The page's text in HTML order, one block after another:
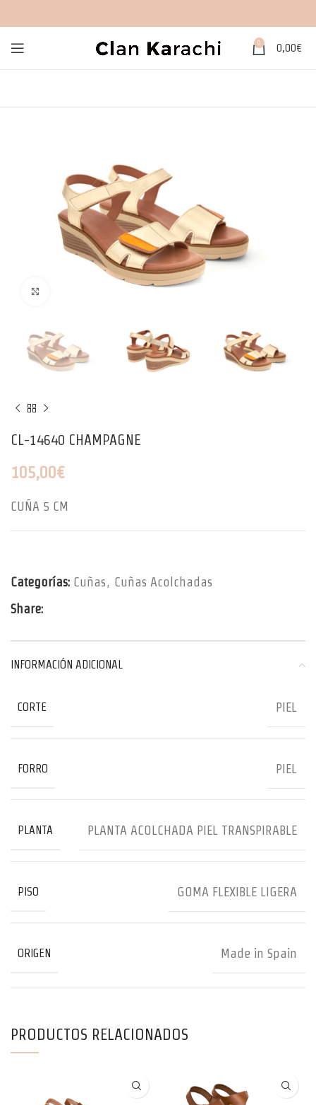
0 0,00€
CL-14640 CHAMPAGNE
105,00€
CUÑA 5 CM
Categorías: Cuñas, Cuñas Acolchadas
Share:
INFORMACIÓN ADICIONAL
CORTE PIEL
FORRO PIEL
PLANTA PLANTA ACOLCHADA PIEL TRANSPIRABLE
PISO GOMA FLEXIBLE LIGERA
ORIGEN Made in Spain
PRODUCTOS RELACIONADOS